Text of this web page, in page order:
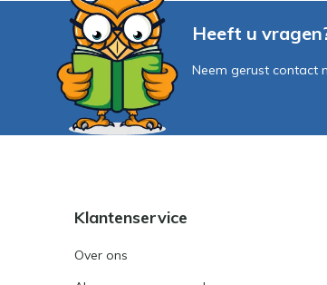
Heeft u
Neem gerust contact
Klantenservice
Over ons